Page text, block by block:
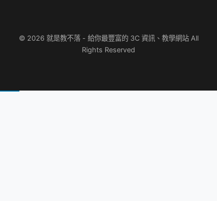
© 2026 就是教不落 - 給你最豐富的 3C 資訊、教學網站 All
Rights Reserved